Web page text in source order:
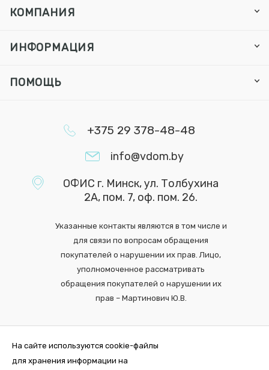
КОМПАНИЯ
ИНФОРМАЦИЯ
ПОМОЩЬ
+375 29 378-48-48
info@vdom.by
ОФИС г. Минск, ул. Толбухина
2А, пом. 7, оф. пом. 26.
Указанные контакты являются в том числе и
для связи по вопросам обращения
покупателей о нарушении их прав. Лицо,
уполномоченное рассматривать
обращения покупателей о нарушении их
прав – Мартинович Ю.В.
На сайте используются cookie-файлы
для хранения информации на